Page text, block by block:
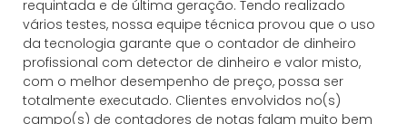
requintada e de última geração. Tendo realizado
vários testes, nossa equipe técnica provou que o uso
da tecnologia garante que o contador de dinheiro
profissional com detector de dinheiro e valor misto,
com o melhor desempenho de preço, possa ser
totalmente executado. Clientes envolvidos no(s)
campo(s) de contadores de notas falam muito bem